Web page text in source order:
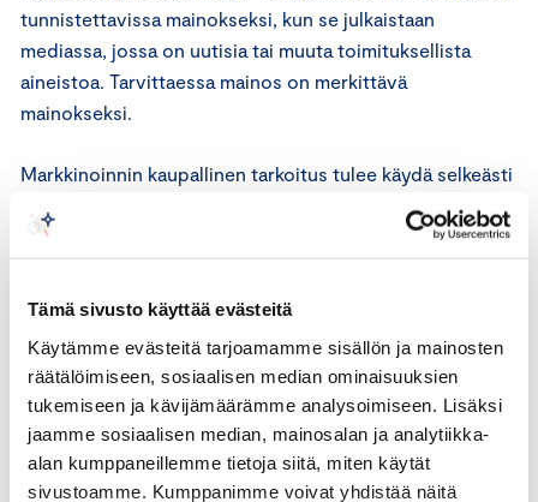
Tämä sivusto käyttää evästeitä
Käytämme evästeitä tarjoamamme sisällön ja mainosten
räätälöimiseen, sosiaalisen median ominaisuuksien
tukemiseen ja kävijämäärämme analysoimiseen. Lisäksi
jaamme sosiaalisen median, mainosalan ja analytiikka-
alan kumppaneillemme tietoja siitä, miten käytät
sivustoamme. Kumppanimme voivat yhdistää näitä
tunnistettavissa mainokseksi, kun se julkaistaan
mediassa, jossa on uutisia tai muuta toimituksellista
aineistoa. Tarvittaessa mainos on merkittävä
mainokseksi.
Markkinoinnin kaupallinen tarkoitus tulee käydä selkeästi
ilmi. Kuluttajaa ei tule johtaa harhaan menettelyn
kaupallisen luonteen osalta. Tuotteen markkinointia ei
tule naamioida esimerkiksi markkinatutkimukseksi,
kuluttajakyselyksi, käyttäjän tuottamaksi sisällöksi,
sosiaalisessa mediassa tai riippumattomaksi
ICC:n markkinointisääntöjen 23 artiklan toisen kappaleen
mukaan markkinoija on vastuussa kaikesta